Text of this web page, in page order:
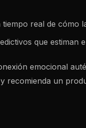
real de cómo
que estiman
emocional
recomienda un